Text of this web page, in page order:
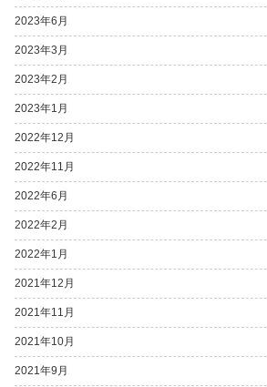
2023年6月
2023年3月
2023年2月
2023年1月
2022年12月
2022年11月
2022年6月
2022年2月
2022年1月
2021年12月
2021年11月
2021年10月
2021年9月